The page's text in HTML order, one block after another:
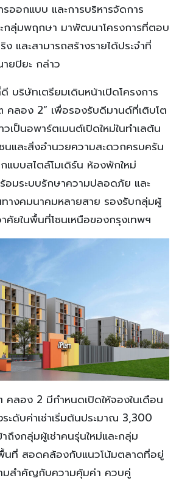
ออกแบบ และการบริหารจัดการ
กลุ่มพฤกษา มาพัฒนาโครงการที่ตอบ
และสามารถสร้างรายได้ประจำที่
ายปิยะ กล่าว
บริษัทเตรียมเดินหน้าเปิดโครงการ
คลอง 2” เพื่อรองรับดีมานด์ที่เติบโต
เป็นอพาร์ตเมนต์เปิดใหม่ในทำเลต้น
นและสิ่งอำนวยความสะดวกครบครัน
แบบสไตล์โมเดิร์น ห้องพักใหม่
อมระบบรักษาความปลอดภัย และ
ทางคมนาคมหลายสาย รองรับกลุ่มผู้
ศัยในพื้นที่โซนเหนือของกรุงเทพฯ
ลอง 2 มีกำหนดเปิดให้จองในเดือน
ะดับค่าเช่าเริ่มต้นประมาณ 3,300
ถึงกลุ่มผู้เช่าคนรุ่นใหม่และกลุ่ม
นที่ สอดคล้องกับแนวโน้มตลาดที่อยู่
ามสำคัญกับความคุ้มค่า ควบคู่